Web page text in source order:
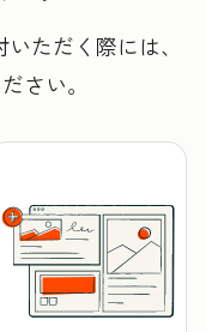
ただく際には、
さい。